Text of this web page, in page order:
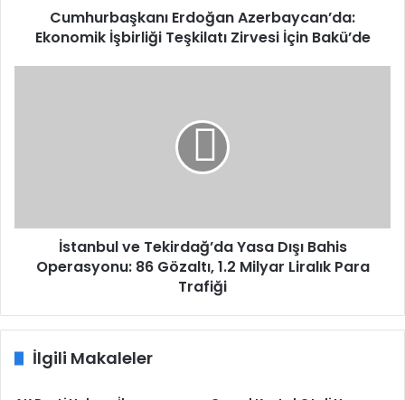
Cumhurbaşkanı Erdoğan Azerbaycan’da:
Ekonomik İşbirliği Teşkilatı Zirvesi İçin Bakü’de
Gözaltı,
Milyar
Trafiği
İstanbul ve Tekirdağ’da Yasa Dışı Bahis
Operasyonu: 86 Gözaltı, 1.2 Milyar Liralık Para
Trafiği
İlgili Makaleler